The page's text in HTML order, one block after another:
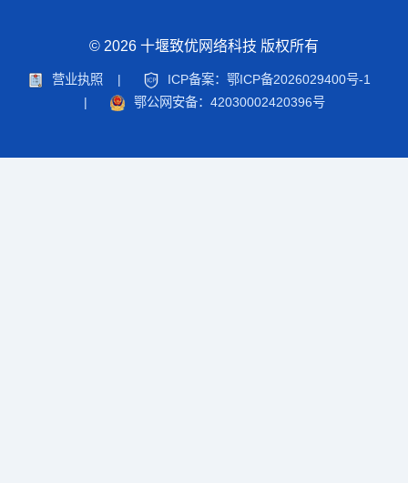
© 2026 十堰致优网络科技 版权所有
营业执照 |
ICP备案：鄂ICP备2026029400号-1
|
鄂公网安备：42030002420396号